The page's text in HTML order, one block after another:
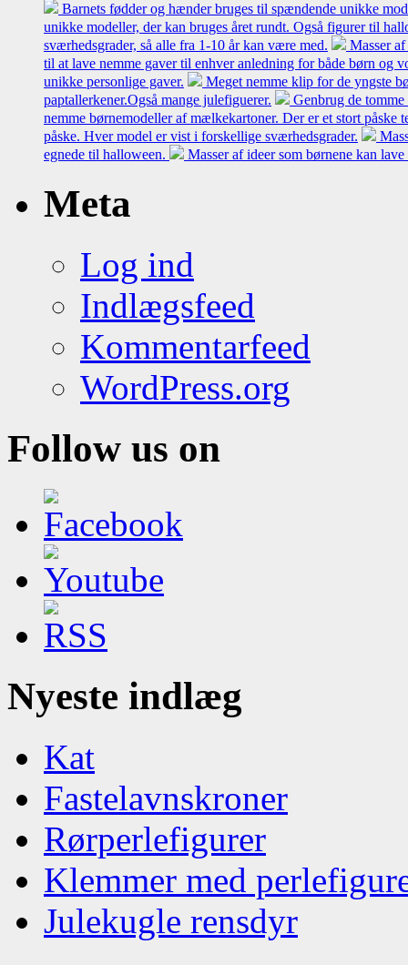
Barnets fødder og hænder bruges til spændende unikke
unikke modeller, der kan bruges året rundt. Også figurer til
sværhedsgrader, så alle fra 1-10 år kan være med.
Masser
til at lave nemme gaver til enhver anledning for både børn og
unikke personlige gaver.
Meget nemme klip for de yngste
paptallerkener.Også mange julefiguerer.
Genbrug de
nemme børnemodeller af mælkekartoner. Der er et stort påske
påske. Hver model er vist i forskellige sværhedsgrader.
egnede til halloween.
Masser af ideer som børnene kan
Meta
Log ind
Indlægsfeed
Kommentarfeed
WordPress.org
Follow us on
Nyeste indlæg
Kat
Fastelavnskroner
Rørperlefigurer
Klemmer med
Julekugle rensdyr